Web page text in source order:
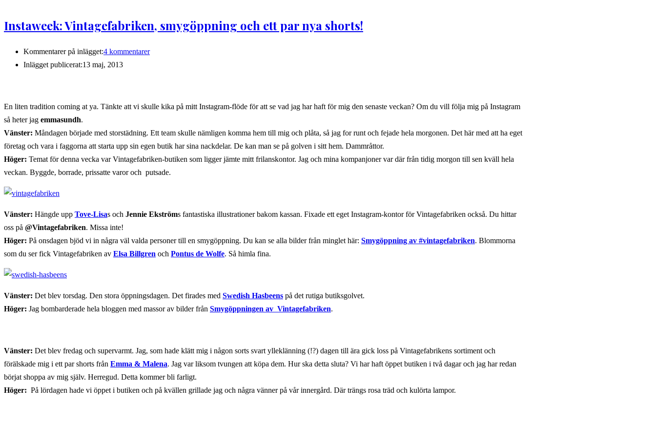
Instaweek: Vintagefabriken, smygöppning och ett par nya shorts!
Kommentarer på inlägget:4 kommentarer
Inlägget publicerat:13 maj, 2013
En liten tradition coming at ya. Tänkte att vi skulle kika på mitt Instagram-flöde för att se vad jag har haft för mig den senaste veckan? Om du vill följa mig på Instagram
så heter jag emmasundh.
Vänster: Måndagen började med storstädning. Ett team skulle nämligen komma hem till mig och plåta, så jag for runt och fejade hela morgonen. Det här med att ha eget
företag och vara i faggorna att starta upp sin egen butik har sina nackdelar. De kan man se på golven i sitt hem. Dammråttor.
Höger: Temat för denna vecka var Vintagefabriken-butiken som ligger jämte mitt frilanskontor. Jag och mina kompanjoner var där från tidig morgon till sen kväll hela
veckan. Byggde, borrade, prissatte varor och putsade.
Vänster: Hängde upp Tove-Lisas och Jennie Ekströms fantastiska illustrationer bakom kassan. Fixade ett eget Instagram-kontor för Vintagefabriken också. Du hittar
oss på @Vintagefabriken. Missa inte!
Höger: På onsdagen bjöd vi in några väl valda personer till en smygöppning. Du kan se alla bilder från minglet här: Smygöppning av #vintagefabriken. Blommorna
som du ser fick Vintagefabriken av Elsa Billgren och Pontus de Wolfe. Så himla fina.
Vänster: Det blev torsdag. Den stora öppningsdagen. Det firades med Swedish Hasbeens på det rutiga butiksgolvet.
Höger: Jag bombarderade hela bloggen med massor av bilder från Smygöppningen av Vintagefabriken.
Vänster: Det blev fredag och supervarmt. Jag, som hade klätt mig i någon sorts svart ylleklänning (!?) dagen till ära gick loss på Vintagefabrikens sortiment och
förälskade mig i ett par shorts från Emma & Malena. Jag var liksom tvungen att köpa dem. Hur ska detta sluta? Vi har haft öppet butiken i två dagar och jag har redan
börjat shoppa av mig själv. Herregud. Detta kommer bli farligt.
Höger: På lördagen hade vi öppet i butiken och på kvällen grillade jag och några vänner på vår innergård. Där trängs rosa träd och kulörta lampor.